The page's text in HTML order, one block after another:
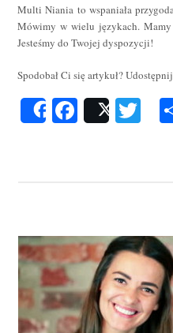
Multi Niania to wspaniała
Mówimy w wielu językach. Mamy
Jesteśmy do Twojej dyspozycji!
Spodobał Ci się artykuł?
Share Post